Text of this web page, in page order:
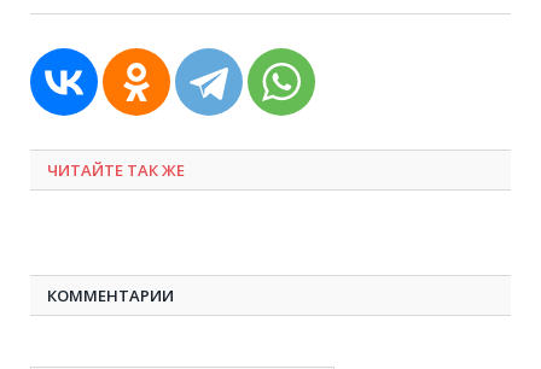
ЧИТАЙТЕ ТАК ЖЕ
КОММЕНТАРИИ